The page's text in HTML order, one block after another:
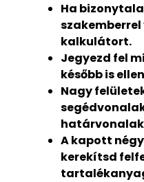
Ha
kalkulátort.
Jegyezd fel
később is
Nagy
A kapott
kerekítsd